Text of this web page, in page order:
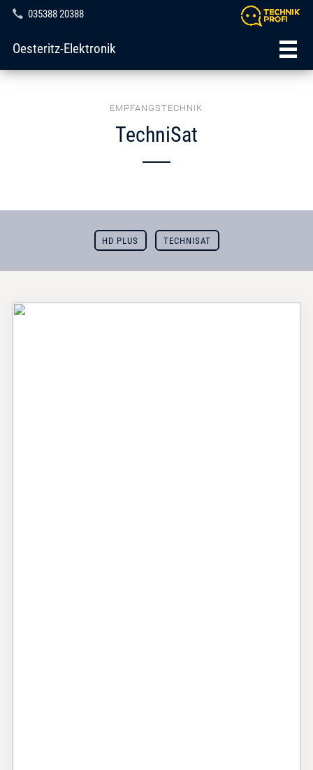
035388 20388
Oesteritz-Elektronik
EMPFANGSTECHNIK
TechniSat
HD PLUS TECHNISAT